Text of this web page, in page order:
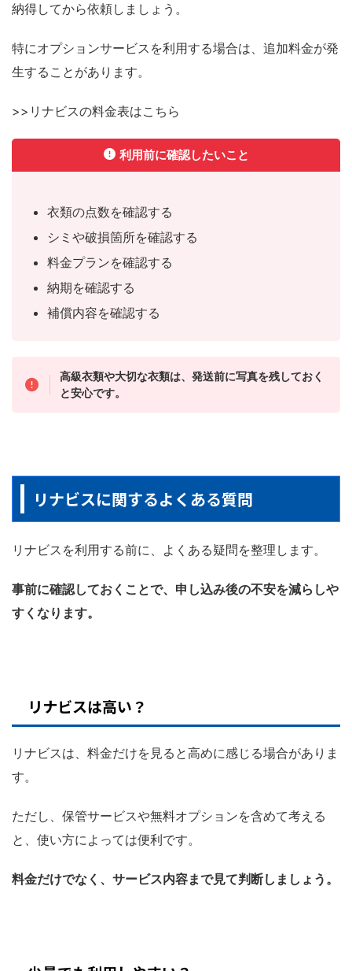
納得してから依頼しましょう。
特にオプションサービスを利用する場合は、追加料金が発
生することがあります。
>>リナビスの料金表はこちら
利用前に確認したいこと
衣類の点数を確認する
シミや破損箇所を確認する
料金プランを確認する
納期を確認する
補償内容を確認する
高級衣類や大切な衣類は、発送前に写真を残しておく
と安心です。
リナビスに関するよくある質問
リナビスを利用する前に、よくある疑問を整理します。
事前に確認しておくことで、申し込み後の不安を減らしや
すくなります。
リナビスは高い？
リナビスは、料金だけを見ると高めに感じる場合がありま
す。
ただし、保管サービスや無料オプションを含めて考える
と、使い方によっては便利です。
料金だけでなく、サービス内容まで見て判断しましょう。